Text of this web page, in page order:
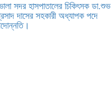
সদর হাসপাতালের চিকিৎসক ডা.শুভ
দাসের সহকারী অধ্যাপক পদে